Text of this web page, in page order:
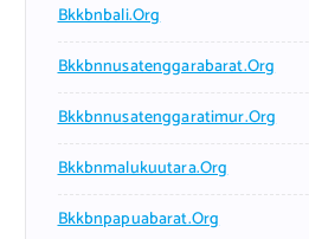
Bkkbnbali.org
Bkkbnnusatenggarabarat.org
Bkkbnnusatenggaratimur.org
Bkkbnmalukuutara.org
Bkkbnpapuabarat.org